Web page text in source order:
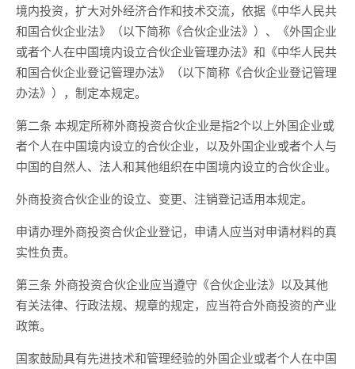
境内投资，扩大对外经济合作和技术交流，依据《中华人民共
和国合伙企业法》（以下简称《合伙企业法》）、《外国企业
或者个人在中国境内设立合伙企业管理办法》和《中华人民共
和国合伙企业登记管理办法》（以下简称《合伙企业登记管理
办法》），制定本规定。
第二条 本规定所称外商投资合伙企业是指2个以上外国企业或
者个人在中国境内设立的合伙企业，以及外国企业或者个人与
中国的自然人、法人和其他组织在中国境内设立的合伙企业。
外商投资合伙企业的设立、变更、注销登记适用本规定。
申请办理外商投资合伙企业登记，申请人应当对申请材料的真
实性负责。
第三条 外商投资合伙企业应当遵守《合伙企业法》以及其他
有关法律、行政法规、规章的规定，应当符合外商投资的产业
政策。
国家鼓励具有先进技术和管理经验的外国企业或者个人在中国